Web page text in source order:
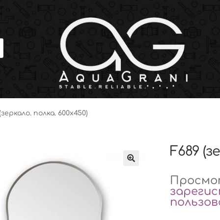
полка. 600х450)
F689